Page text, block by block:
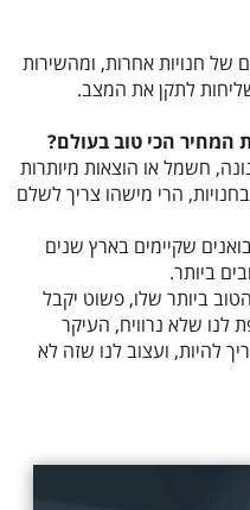
של חנויות אחרות, ומהשירות
לתקן את המצב.
המחיר הכי טוב בעולם?
חשמל או הוצאות מיותרות
הרי מישהו צריך לשלם
שקיימים בארץ שנים
ביותר.
ביותר שלו, פשוט יקבל
לנו שלא נרוויח, העיקר
להיות, ועצוב לנו שזה לא